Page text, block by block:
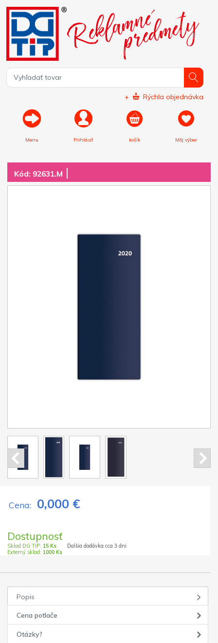
+ Rýchla objednávka
Menu Prihlásiť košík Môj výber
Kód: 92631.M |
Cena: 0,000 €
Dostupnosť
Sklad DG TIP: 15 Ks
Externý sklad: 1000 Ks
Ďalšia dodávka cca 3 dni
Popis
Cena potlače
Otázky?